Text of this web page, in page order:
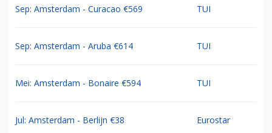
Sep: Amsterdam - Curacao €569 TUI
Sep: Amsterdam - Aruba €614 TUI
Mei: Amsterdam - Bonaire €594 TUI
Jul: Amsterdam - Berlijn €38 Eurostar